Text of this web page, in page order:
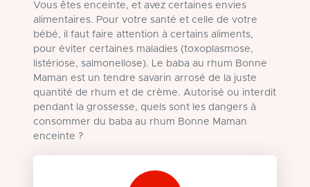
Vous êtes enceinte, et avez certaines envies
alimentaires. Pour votre santé et celle de votre
bébé, il faut faire attention à certains aliments,
pour éviter certaines maladies (toxoplasmose,
listériose, salmonellose). Le baba au rhum Bonne
Maman est un tendre savarin arrosé de la juste
quantité de rhum et de crème. Autorisé ou interdit
pendant la grossesse, quels sont les dangers à
consommer du baba au rhum Bonne Maman
enceinte ?